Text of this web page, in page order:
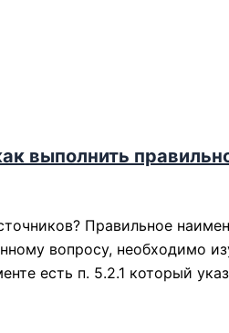
выполнить
Правильное
вопросу, необходимо
есть п. 5.2.1 который